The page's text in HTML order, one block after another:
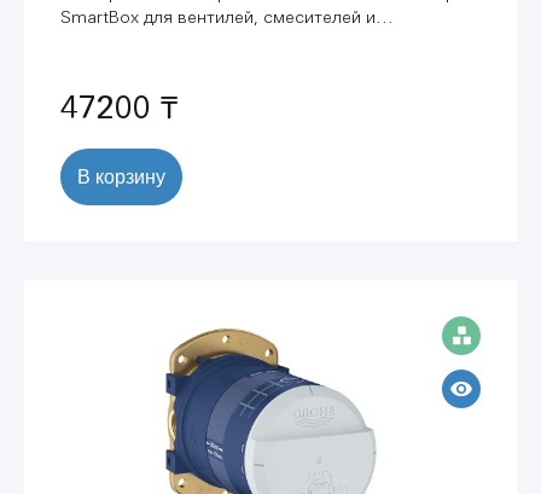
SmartBox для вентилей, смесителей и
47200 ₸
В корзину